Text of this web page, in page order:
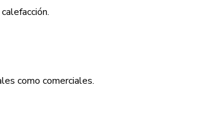
como comerciales.